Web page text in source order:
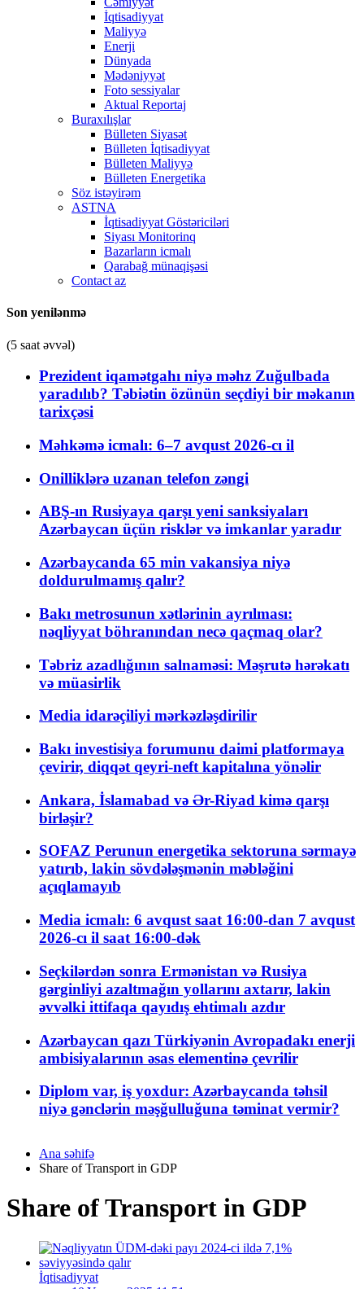
İqtisadiyyat
Maliyyə
Enerji
Dünyada
Mədəniyyət
Foto sessiyalar
Aktual Reportaj
Buraxılışlar
Bülleten Siyasət
Bülleten İqtisadiyyat
Bülleten Maliyyə
Bülleten Energetika
Söz istəyirəm
ASTNA
İqtisadiyyat Göstəriciləri
Siyası Monitorinq
Bazarların icmalı
Qarabağ münaqişəsi
Contact az
Son yenilənmə
(5 saat əvvəl)
Prezident iqamətgahı niyə məhz Zuğulbada
yaradılıb? Təbiətin özünün seçdiyi bir məkanın
tarixçəsi
Məhkəmə icmalı: 6–7 avqust 2026-cı il
Onilliklərə uzanan telefon zəngi
ABŞ-ın Rusiyaya qarşı yeni sanksiyaları
Azərbaycan üçün risklər və imkanlar yaradır
Azərbaycanda 65 min vakansiya niyə
doldurulmamış qalır?
Bakı metrosunun xətlərinin ayrılması:
nəqliyyat böhranından necə qaçmaq olar?
Təbriz azadlığının salnaməsi: Məşrutə hərəkatı
və müasirlik
Media idarəçiliyi mərkəzləşdirilir
Bakı investisiya forumunu daimi platformaya
çevirir, diqqət qeyri-neft kapitalına yönəlir
Ankara, İslamabad və Ər-Riyad kimə qarşı
birləşir?
SOFAZ Perunun energetika sektoruna sərmayə
yatırıb, lakin sövdələşmənin məbləğini
açıqlamayıb
Media icmalı: 6 avqust saat 16:00-dan 7 avqust
2026-cı il saat 16:00-dək
Seçkilərdən sonra Ermənistan və Rusiya
gərginliyi azaltmağın yollarını axtarır, lakin
əvvəlki ittifaqa qayıdış ehtimalı azdır
Azərbaycan qazı Türkiyənin Avropadakı enerji
ambisiyalarının əsas elementinə çevrilir
Diplom var, iş yoxdur: Azərbaycanda təhsil
niyə gənclərin məşğulluğuna təminat vermir?
Ana səhifə
Share of Transport in GDP
Share of Transport in GDP
İqtisadiyyat